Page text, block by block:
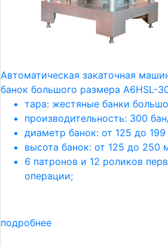
Автоматическая закаточная
банок большого размера A6HSL-
тара: жестяные банки
производительность: 300
диаметр банок: от 125 до
высота банок: от 125 до 250
6 патронов и 12 роликов
операции;
подробнее